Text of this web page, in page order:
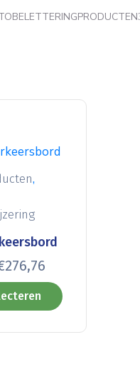
PRODUCTEN
,
276,76